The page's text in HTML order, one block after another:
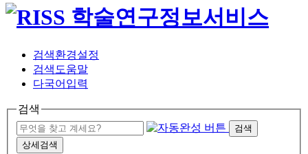
검색환경설정
검색도움말
다국어입력
검색
검색
상세검색